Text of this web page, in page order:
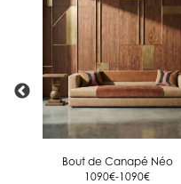
Bout de Canapé Néo
1090€-1090€